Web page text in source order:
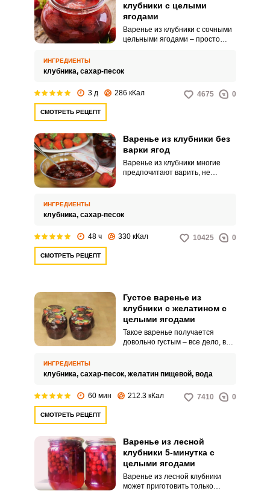
клубники с целыми
ягодами
Варенье из клубники с сочными
цельными ягодами – просто
ароматным и густым. Конечно,
ИНГРЕДИЕНТЫ
клубника, сахар-песок
3 д 286 кКал 4675 0
СМОТРЕТЬ РЕЦЕПТ
Варенье из клубники без
варки ягод
Варенье из клубники многие
предпочитают варить, не
сморщенными или
сахарный сироп, в который
ИНГРЕДИЕНТЫ
клубника, сахар-песок
48 ч 330 кКал 10425 0
СМОТРЕТЬ РЕЦЕПТ
Густое варенье из
клубники с желатином с
целыми ягодами
Такое варенье получается
довольно густым – все дело, во-
вторых, в использовании
до тягучей консистенции и
хорошо «держит» ягоды в своей
ИНГРЕДИЕНТЫ
клубника, сахар-песок, желатин пищевой, вода
60 мин 212.3 кКал 7410 0
СМОТРЕТЬ РЕЦЕПТ
Варенье из лесной
клубники 5-минутка с
целыми ягодами
Варенье из лесной клубники
может приготовить только